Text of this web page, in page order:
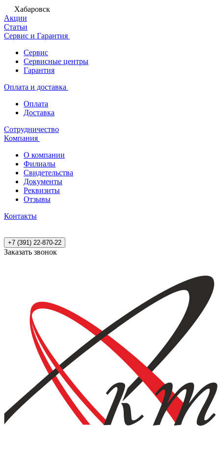
Хабаровск
Акции
Статьи
Сервис и Гарантия
Сервис
Сервисные центры
Гарантия
Оплата и доставка
Оплата
Доставка
Сотрудничество
Компания
О компании
Филиалы
Свидетельства
Документы
Реквизиты
Отзывы
Контакты
+7 (391) 22-870-22
Заказать звонок